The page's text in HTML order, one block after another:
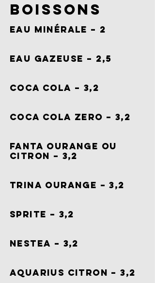
BOISSONS
EAU MINÉRALE – 2
EAU GAZEUSE – 2,5
COCA COLA – 3,2
COCA COLA ZERO – 3,2
FANTA OURANGE OU
CITRON – 3,2
TRINA OURANGE – 3,2
SPRITE – 3,2
NESTEA – 3,2
AQUARIUS CITRON – 3,2